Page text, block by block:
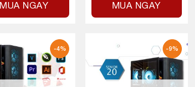
MUA NGAY MUA NGAY
-4% -9%